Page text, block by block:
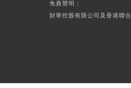
免責聲明：
財華控股有限公司及香港聯